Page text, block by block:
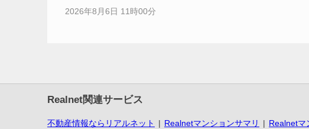
2026年8月6日 11時00分
Realnet関連サービス
不動産情報ならリアルネット Realnetマンションサマリ Realnetマ